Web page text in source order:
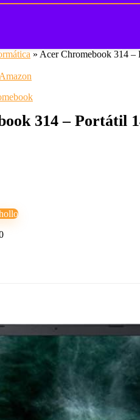
» Acer Chromebook 314
Amazon
314 – Portátil